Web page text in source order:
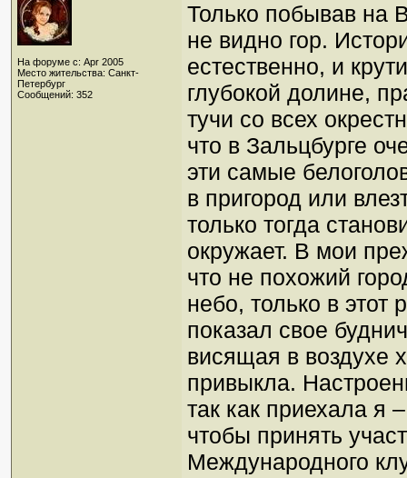
На форуме с: Apr 2005
Место жительства: Санкт-
Петербург
Сообщений: 352
Только побывав на
не видно гор.
естественно, и
глубокой долине,
тучи со всех
что в Зальцбурге
эти самые
в пригород или
только тогда
окружает. В мои
что не похожий
небо, только в этот
показал свое
висящая в воздухе
привыкла.
так как приехала я
чтобы принять
Международного